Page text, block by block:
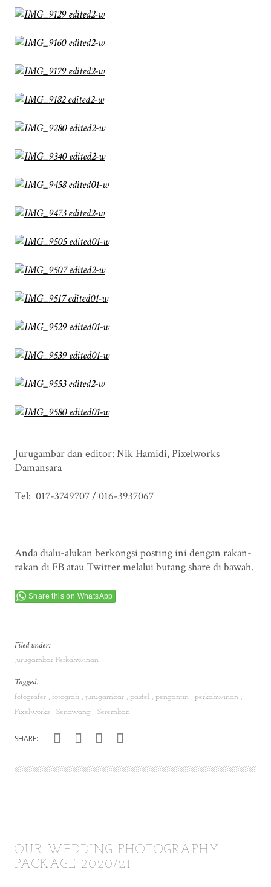
Jurugambar dan editor: Nik Hamidi, Pixelworks
Damansara
Tel: 017-3749707 / 016-3937067
Anda dialu-alukan berkongsi posting ini dengan rakan-
rakan di FB atau Twitter melalui butang share di bawah.
Share this on WhatsApp
Filed under:
Jurugambar Perkahwinan
Tagged:
fotografer fotografi jurugambar pastel pengantin
perkahwinan
Pixelworks
Senawang Seremban
SHARE:
OUR WEDDING PHOTOGRAPHY
PACKAGE 2020/21